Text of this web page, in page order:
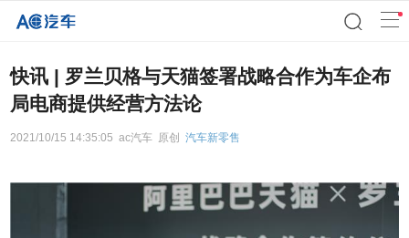
快讯 | 罗兰贝格与天猫签署战略合作为车企布
局电商提供经营方法论
2021/10/15 14:35:05 ac汽车 原创 汽车新零售